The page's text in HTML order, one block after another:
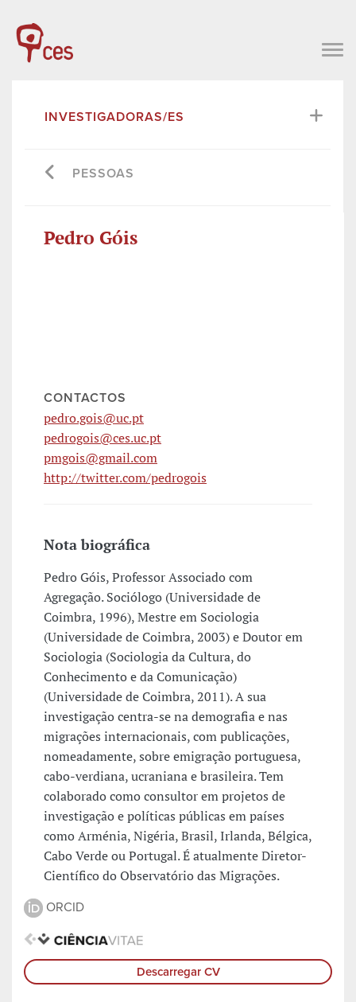
INVESTIGADORAS/ES
PESSOAS
Pedro Góis
CONTACTOS
pedro.gois@uc.pt
pedrogois@ces.uc.pt
pmgois@gmail.com
http://twitter.com/pedrogois
Nota biográfica
Pedro Góis, Professor Associado com
Agregação. Sociólogo (Universidade de
Coimbra, 1996), Mestre em Sociologia
(Universidade de Coimbra, 2003) e Doutor em
Sociologia (Sociologia da Cultura, do
Conhecimento e da Comunicação)
(Universidade de Coimbra, 2011). A sua
investigação centra-se na demografia e nas
migrações internacionais, com publicações,
nomeadamente, sobre emigração portuguesa,
cabo-verdiana, ucraniana e brasileira. Tem
colaborado como consultor em projetos de
investigação e políticas públicas em países
como Arménia, Nigéria, Brasil, Irlanda, Bélgica,
Cabo Verde ou Portugal. É atualmente Diretor-
Científico do Observatório das Migrações.
ORCID
Descarregar CV